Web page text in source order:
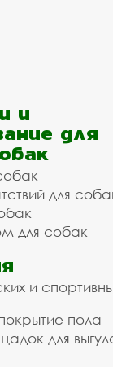
и
для
для
для собак
и
пола
для